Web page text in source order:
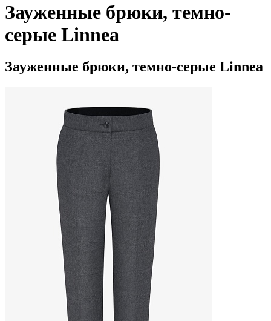
Зауженные брюки, темно-
серые Linnea
Зауженные брюки, темно-серые Linnea